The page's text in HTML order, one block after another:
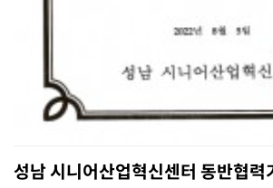
성남 시니어산업혁신센터 동반협